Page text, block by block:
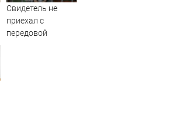
рекордных
Свидетель не
приехал с
передовой